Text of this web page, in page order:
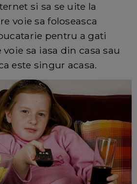
si sa se uite la
voie sa foloseasca
pentru a gati
sa iasa din casa sau
este singur acasa.